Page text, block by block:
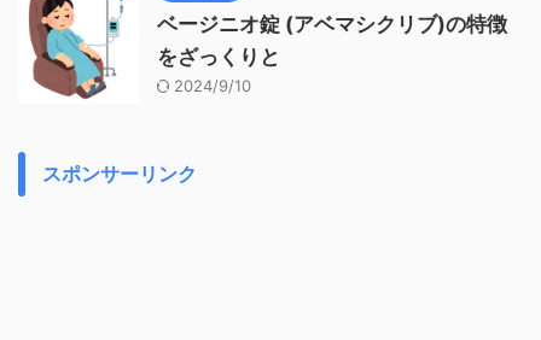
ベージニオ錠 (アベマシクリブ)の特徴
をざっくりと
2024/9/10
スポンサーリンク